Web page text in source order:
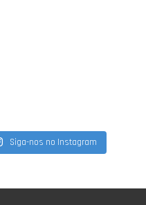
Siga-nos no Instagram